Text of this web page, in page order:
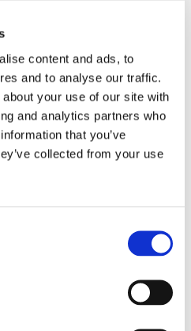
content and ads, to
and to analyse our traffic.
your use of our site with
and analytics partners who
that you’ve
collected from your use
av